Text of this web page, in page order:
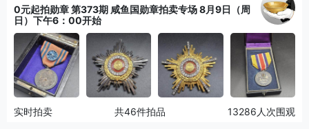
0元起拍勋章 第373期 咸鱼国勋章拍卖专场 8月9日（周
日）下午6：00开始
实时拍卖 共46件拍品 13286人次围观